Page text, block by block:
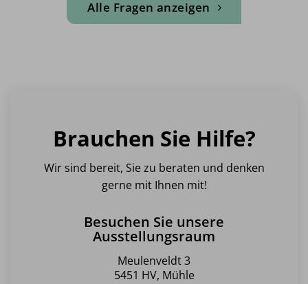
Alle Fragen anzeigen
Brauchen Sie Hilfe?
Wir sind bereit, Sie zu beraten und denken
gerne mit Ihnen mit!
Besuchen Sie unsere
Ausstellungsraum
Meulenveldt 3
5451 HV, Mühle